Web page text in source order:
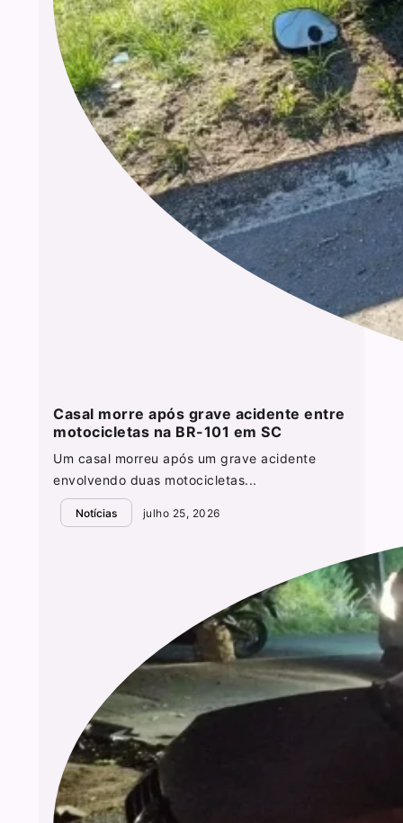
Casal morre após grave acidente entre
motocicletas na BR-101 em SC
Um casal morreu após um grave acidente
envolvendo duas motocicletas...
Notícias julho 25, 2026